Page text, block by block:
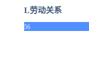
L劳动关系
56